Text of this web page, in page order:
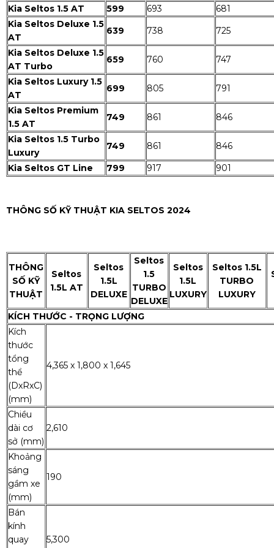
Kia Seltos 1.5 AT
599 693
681
Kia Seltos Deluxe 1.5
AT
639 738
725
Kia Seltos Deluxe 1.5
AT Turbo
659 760
747
Kia Seltos Luxury 1.5
AT
699 805
791
Kia Seltos Premium
1.5 AT
749 861
846
Kia Seltos 1.5 Turbo
Luxury
749 861
846
Kia Seltos GT Line
799 917 901
THÔNG SỐ KỸ THUẬT KIA SELTOS 2024
THÔNG
SỐ KỸ
THUẬT
Seltos
1.5L AT
Seltos
1.5L
DELUXE
Seltos
1.5
TURBO
DELUXE
Seltos
1.5L
LUXURY
Seltos 1.5L
TURBO
LUXURY
KÍCH THƯỚC - TRỌNG LƯỢNG
Kích
thước
tổng
thể
(DxRxC)
(mm)
4,365 x 1,800 x 1,645
Chiều
dài cơ
sở (mm)
2,610
Khoảng
sáng
gầm xe
(mm)
190
Bán
kính
quay
5,300